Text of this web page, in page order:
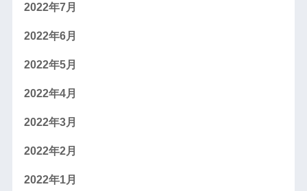
2022年7月
2022年6月
2022年5月
2022年4月
2022年3月
2022年2月
2022年1月